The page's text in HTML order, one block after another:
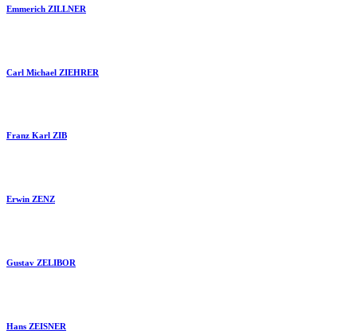
Emmerich ZILLNER
Carl Michael ZIEHRER
Franz Karl ZIB
Erwin ZENZ
Gustav ZELIBOR
Hans ZEISNER